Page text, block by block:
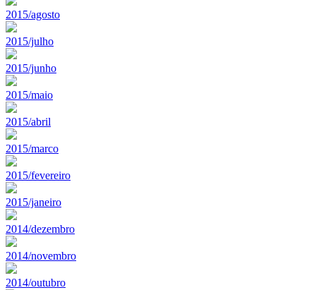
2015/agosto
2015/julho
2015/junho
2015/maio
2015/abril
2015/marco
2015/fevereiro
2015/janeiro
2014/dezembro
2014/novembro
2014/outubro